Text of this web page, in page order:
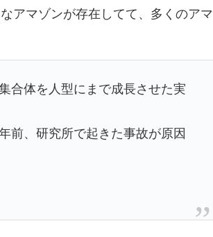
マゾンが存在してて、多くのアマ
合体を人型にまで成長させた実
前、研究所で起きた事故が原因